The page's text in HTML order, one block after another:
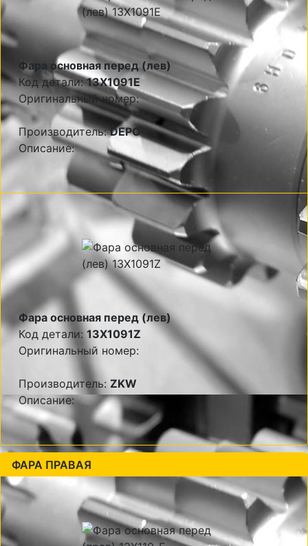
Фара основная перед (лев)
Код детали:13X1091E
Оригинальный номер:
Производитель:DEPO
Описание:
Фара основная перед (лев)
Код детали: 13X1091Z
Оригинальный номер:
Производитель: ZKW
Описание:
ФАРА ПРАВАЯ